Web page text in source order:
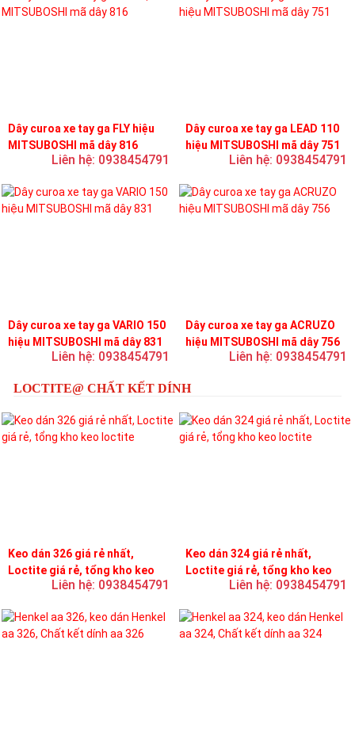
Dây curoa xe tay ga FLY hiệu
MITSUBOSHI mã dây 816
Liên hệ: 0938454791
Dây curoa xe tay ga LEAD 110
hiệu MITSUBOSHI mã dây 751
Liên hệ: 0938454791
Dây curoa xe tay ga VARIO 150
hiệu MITSUBOSHI mã dây 831
Liên hệ: 0938454791
Dây curoa xe tay ga ACRUZO
hiệu MITSUBOSHI mã dây 756
Liên hệ: 0938454791
LOCTITE@ CHẤT KẾT DÍNH
Keo dán 326 giá rẻ nhất,
Loctite giá rẻ, tổng kho keo
Liên hệ: 0938454791
Keo dán 324 giá rẻ nhất,
Loctite giá rẻ, tổng kho keo
Liên hệ: 0938454791